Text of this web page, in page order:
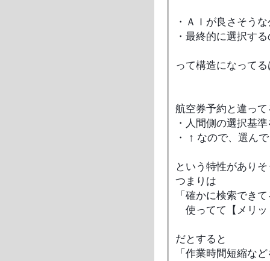
・ＡＩが良さそう
・最終的に選択す
って構造になって
航空券予約と違っ
・人間側の選択基
・ ↑ なので、選ん
という特性があり
つまりは
「確かに検索でき
使ってて【メリッ
だとすると
「作業時間短縮な